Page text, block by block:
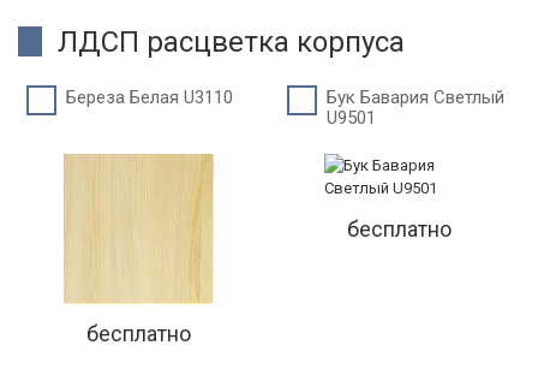
ЛДСП расцветка корпуса
Береза Белая U3110
бесплатно
Бук Бавария Светлый
U9501
бесплатно